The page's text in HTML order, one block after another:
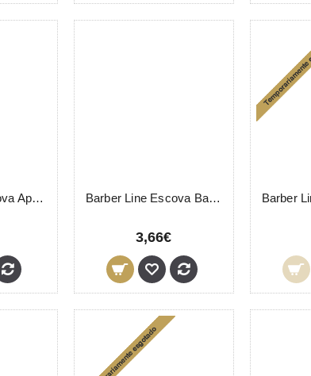
Barber Line Escova Apolo 06077 Eurostil Barber Line Escova Barba 04976 Eurostil
3,66€